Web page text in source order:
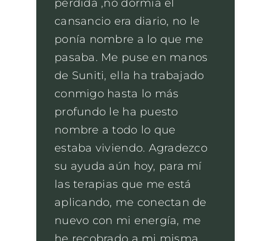
perdida ,no dormía el
cansancio era diario, no le
ponía nombre a lo que me
pasaba. Me puse en manos
de Suniti, ella ha trabajado
conmigo hasta lo más
profundo le ha puesto
nombre a todo lo que
estaba viviendo. Agradezco
su ayuda aún hoy, para mí
las terapias que me está
aplicando, me conectan de
nuevo con mi energía, me